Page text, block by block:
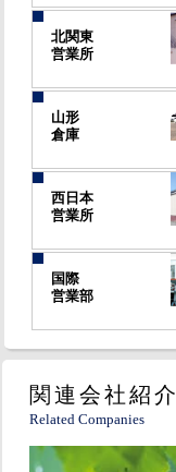
北関東
営業所
山形
倉庫
西日本
営業所
国際
営業部
関連会社紹介
Related Companies